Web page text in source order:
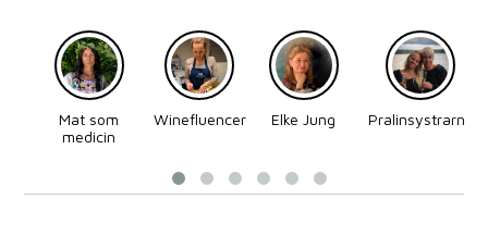
Mat som
medicin
Winefluencer Elke Jung
Pralinsystrarna